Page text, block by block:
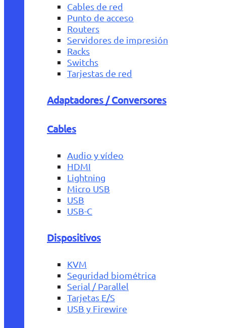
Cables de red
Punto de acceso
Routers
Servidores de impresión
Racks
Switchs
Tarjestas de red
Adaptadores / Conversores
Cables
Audio y vídeo
HDMI
Lightning
Micro USB
USB
USB-C
Dispositivos
KVM
Seguridad biométrica
Serial / Parallel
Tarjetas E/S
USB y Firewire